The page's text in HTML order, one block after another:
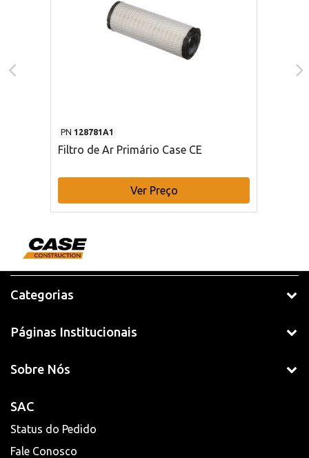
PN 128781A1
Filtro de Ar Primário Case CE
Ver Preço
Categorias
Páginas Institucionais
Sobre Nós
SAC
Status do Pedido
Fale Conosco